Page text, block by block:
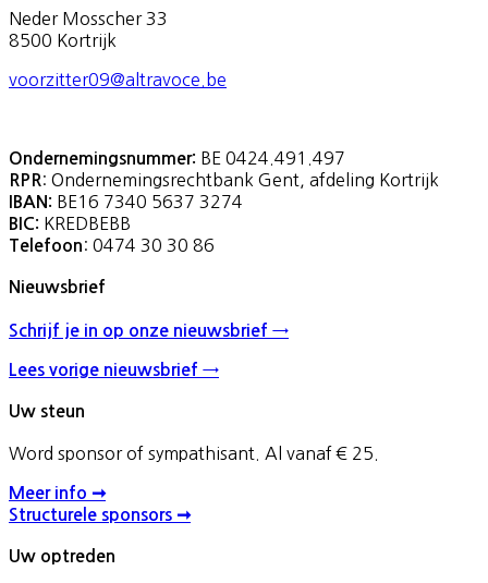
Neder Mosscher 33
8500 Kortrijk
voorzitter09@altravoce.be
Ondernemingsnummer: BE 0424.491.497
RPR: Ondernemingsrechtbank Gent, afdeling Kortrijk
IBAN: BE16 7340 5637 3274
BIC: KREDBEBB
Telefoon : 0474 30 30 86
Nieuwsbrief
Schrijf je in op onze nieuwsbrief →
Lees vorige nieuwsbrief →
Uw steun
Word sponsor of sympathisant. Al vanaf € 25.
Meer info ➞
Structurele sponsors ➞
Uw optreden